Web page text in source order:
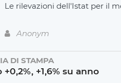
Le rilevazioni dell'Istat per il
Anonym
DI STAMPA
+1,6% su anno